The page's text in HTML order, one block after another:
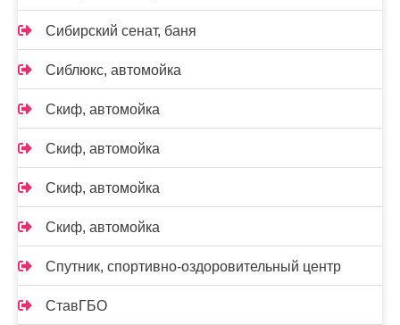
Сибирский сенат, баня
Сиблюкс, автомойка
Скиф, автомойка
Скиф, автомойка
Скиф, автомойка
Скиф, автомойка
Спутник, спортивно-оздоровительный центр
СтавГБО